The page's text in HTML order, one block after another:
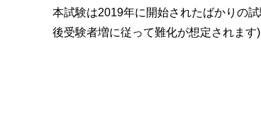
本試験は2019年に開始されたばかりの
後受験者増に従って難化が想定されます)